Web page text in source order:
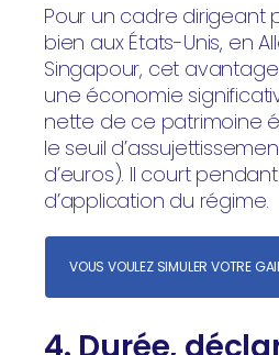
Pour un cadre dirigeant
bien aux États-Unis, en
Singapour, cet
une économie
nette de ce patrimoine
le seuil d’assujettissement
d’euros). Il court
d’application du régime.
VOUS VOULEZ SIMULER VOTRE